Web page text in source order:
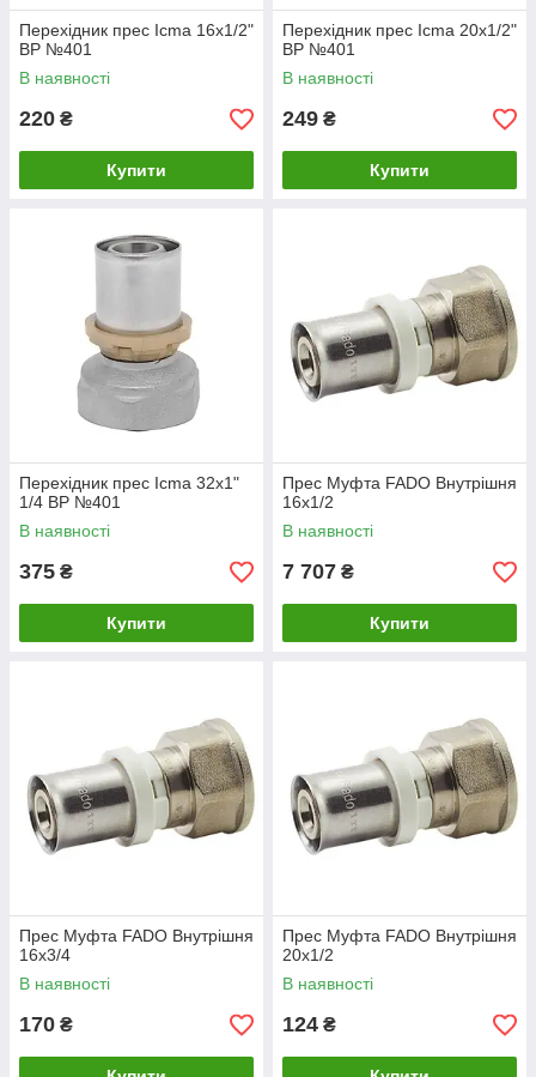
Перехідник прес Icma 16х1/2"
ВР №401
В наявності
220 ₴
Купити
Перехідник прес Icma 20х1/2"
ВР №401
В наявності
249 ₴
Купити
Перехідник прес Icma 32х1"
1/4 ВР №401
В наявності
375 ₴
Купити
Прес Муфта FADO Внутрішня
16х1/2
В наявності
7 707 ₴
Купити
Прес Муфта FADO Внутрішня
16х3/4
В наявності
170 ₴
Прес Муфта FADO Внутрішня
20х1/2
В наявності
124 ₴